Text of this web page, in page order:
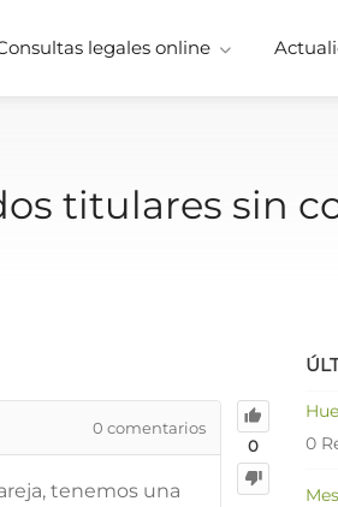
legales online
titulares sin
0
0 comentarios
tenemos una
0